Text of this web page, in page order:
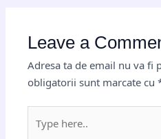
Leave a
Adresa ta de email nu va fi
obligatorii sunt marcate cu
here..